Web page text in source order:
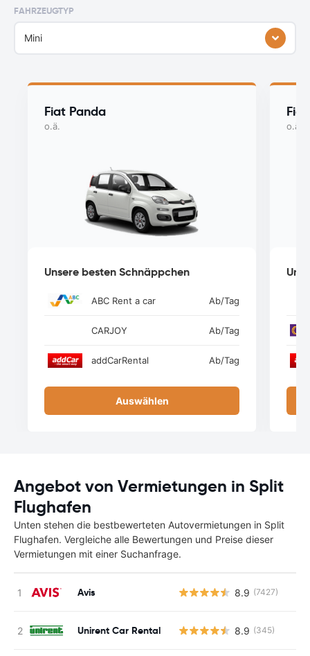
FAHRZEUGTYP
Mini
Fiat Panda
o.ä.
Unsere besten Schnäppchen
ABC Rent a car Ab/Tag
CARJOY Ab/Tag
addCarRental Ab/Tag
Auswählen
o.ä.
Angebot von Vermietungen in Split
Flughafen
Unten stehen die bestbewerteten Autovermietungen in Split
Flughafen. Vergleiche alle Bewertungen und Preise dieser
Vermietungen mit einer Suchanfrage.
Avis 8.9 (7427)
Unirent Car Rental 8.9 (345)